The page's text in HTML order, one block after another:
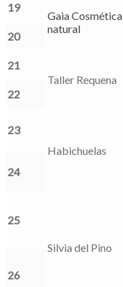
19
Gaia Cosmética
natural
20
21
Taller Requena
22
23
Habichuelas
24
25
Silvia del Pino
26